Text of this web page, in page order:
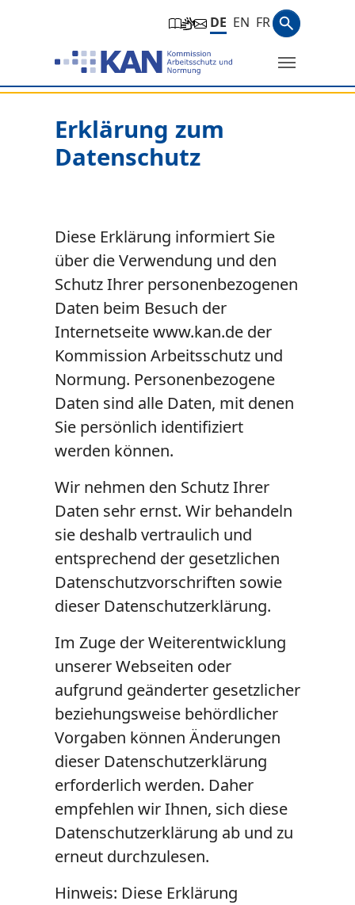
DE EN FR
Suche
Erklärung zum
Datenschutz
Diese Erklärung informiert Sie
über die Verwendung und den
Schutz Ihrer personenbezogenen
Daten beim Besuch der
Internetseite www.kan.de der
Kommission Arbeitsschutz und
Normung. Personenbezogene
Daten sind alle Daten, mit denen
Sie persönlich identifiziert
werden können.
Wir nehmen den Schutz Ihrer
Daten sehr ernst. Wir behandeln
sie deshalb vertraulich und
entsprechend der gesetzlichen
Datenschutzvorschriften sowie
dieser Datenschutzerklärung.
Im Zuge der Weiterentwicklung
unserer Webseiten oder
aufgrund geänderter gesetzlicher
beziehungsweise behördlicher
Vorgaben können Änderungen
dieser Datenschutzerklärung
erforderlich werden. Daher
empfehlen wir Ihnen, sich diese
Datenschutzerklärung ab und zu
erneut durchzulesen.
Hinweis: Diese Erklärung